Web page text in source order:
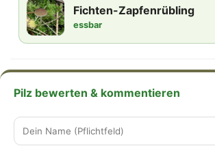
Fichten-Zapfenrübling
essbar
Pilz bewerten & kommentieren